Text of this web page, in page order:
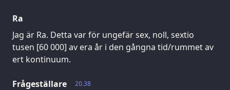
Ra
Jag är Ra. Detta var för ungefär sex, noll, sextio
tusen [60 000] av era år i den gångna tid/rummet av
ert kontinuum.
20.38
Frågeställare